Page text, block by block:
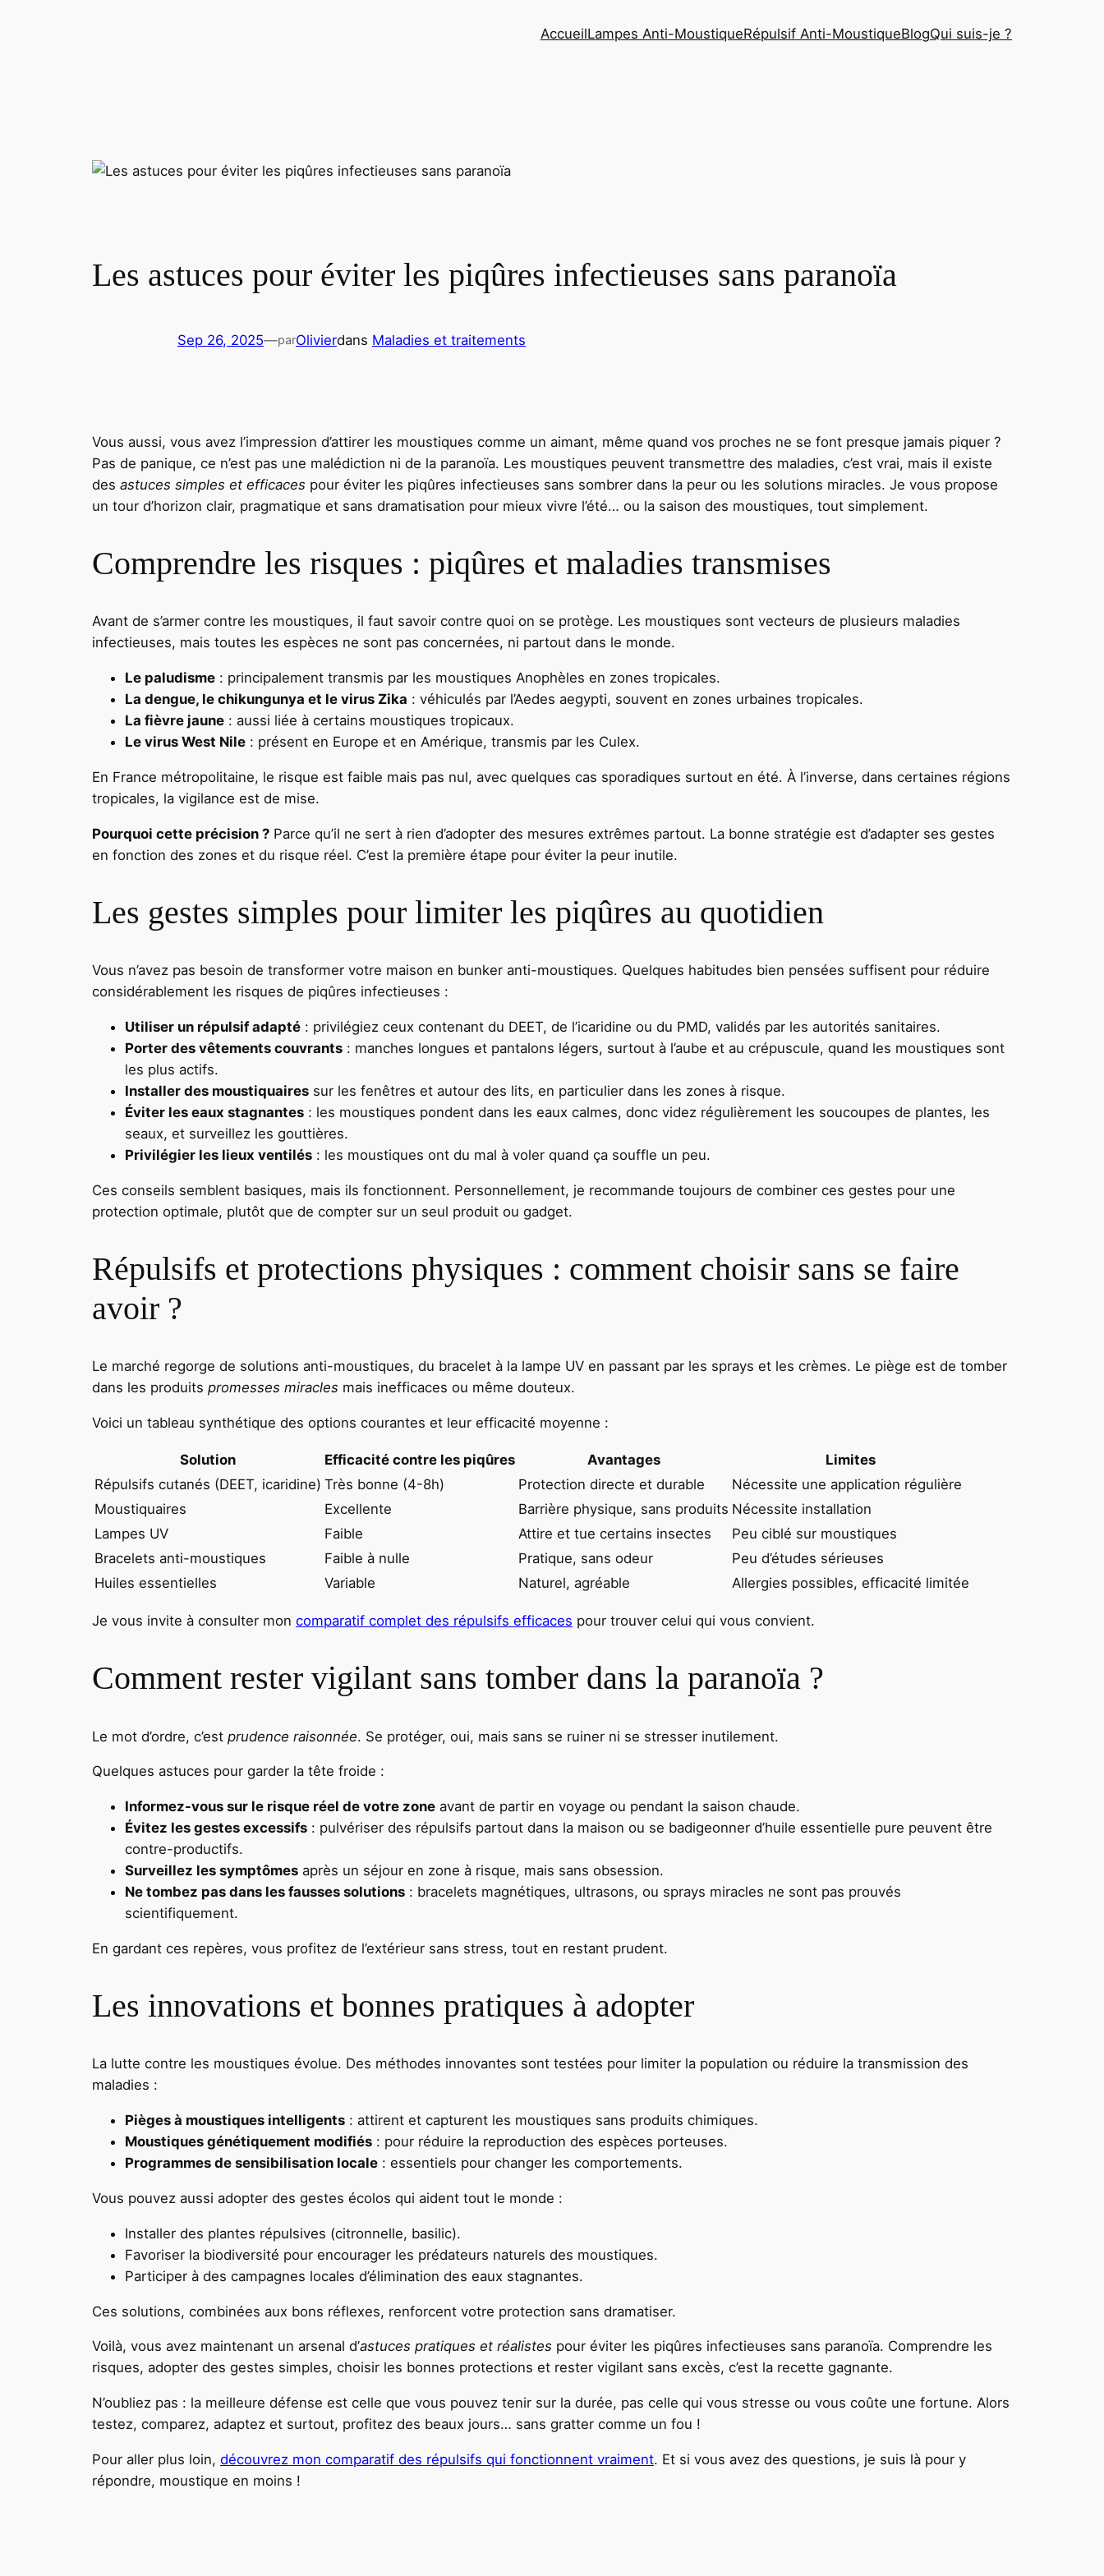
AccueilLampes Anti-MoustiqueRépulsif Anti-MoustiqueBlogQui suis-je ?
Les astuces pour éviter les piqûres infectieuses sans paranoïa
Sep 26, 2025—parOlivierdans Maladies et traitements
Vous aussi, vous avez l’impression d’attirer les moustiques comme un aimant, même quand vos proches ne se font presque jamais piquer ?
Pas de panique, ce n’est pas une malédiction ni de la paranoïa. Les moustiques peuvent transmettre des maladies, c’est vrai, mais il existe
des astuces simples et efficaces pour éviter les piqûres infectieuses sans sombrer dans la peur ou les solutions miracles. Je vous propose
un tour d’horizon clair, pragmatique et sans dramatisation pour mieux vivre l’été… ou la saison des moustiques, tout simplement.
Comprendre les risques : piqûres et maladies transmises
Avant de s’armer contre les moustiques, il faut savoir contre quoi on se protège. Les moustiques sont vecteurs de plusieurs maladies
infectieuses, mais toutes les espèces ne sont pas concernées, ni partout dans le monde.
Le paludisme : principalement transmis par les moustiques Anophèles en zones tropicales.
La dengue, le chikungunya et le virus Zika : véhiculés par l’Aedes aegypti, souvent en zones urbaines tropicales.
La fièvre jaune : aussi liée à certains moustiques tropicaux.
Le virus West Nile : présent en Europe et en Amérique, transmis par les Culex.
En France métropolitaine, le risque est faible mais pas nul, avec quelques cas sporadiques surtout en été. À l’inverse, dans certaines régions
tropicales, la vigilance est de mise.
Pourquoi cette précision ? Parce qu’il ne sert à rien d’adopter des mesures extrêmes partout. La bonne stratégie est d’adapter ses gestes
en fonction des zones et du risque réel. C’est la première étape pour éviter la peur inutile.
Les gestes simples pour limiter les piqûres au quotidien
Vous n’avez pas besoin de transformer votre maison en bunker anti-moustiques. Quelques habitudes bien pensées suffisent pour réduire
considérablement les risques de piqûres infectieuses :
Utiliser un répulsif adapté : privilégiez ceux contenant du DEET, de l’icaridine ou du PMD, validés par les autorités sanitaires.
Porter des vêtements couvrants : manches longues et pantalons légers, surtout à l’aube et au crépuscule, quand les moustiques sont
les plus actifs.
Installer des moustiquaires sur les fenêtres et autour des lits, en particulier dans les zones à risque.
Éviter les eaux stagnantes : les moustiques pondent dans les eaux calmes, donc videz régulièrement les soucoupes de plantes, les
seaux, et surveillez les gouttières.
Privilégier les lieux ventilés : les moustiques ont du mal à voler quand ça souffle un peu.
Ces conseils semblent basiques, mais ils fonctionnent. Personnellement, je recommande toujours de combiner ces gestes pour une
protection optimale, plutôt que de compter sur un seul produit ou gadget.
Répulsifs et protections physiques : comment choisir sans se faire
avoir ?
Le marché regorge de solutions anti-moustiques, du bracelet à la lampe UV en passant par les sprays et les crèmes. Le piège est de tomber
dans les produits promesses miracles mais inefficaces ou même douteux.
Voici un tableau synthétique des options courantes et leur efficacité moyenne :
Solution Efficacité contre les piqûres Avantages
Limites
Répulsifs cutanés (DEET, icaridine) Très bonne (4-8h) Protection directe et durable
Nécessite une application régulière
Moustiquaires
Excellente Barrière physique, sans produits Nécessite installation
Lampes UV
Faible Attire et tue certains insectes
Peu ciblé sur moustiques
Bracelets anti-moustiques
Faible à nulle Pratique, sans odeur
Peu d’études sérieuses
Huiles essentielles
Variable Naturel, agréable Allergies possibles, efficacité limitée
Je vous invite à consulter mon comparatif complet des répulsifs efficaces pour trouver celui qui vous convient.
Comment rester vigilant sans tomber dans la paranoïa ?
Le mot d’ordre, c’est prudence raisonnée. Se protéger, oui, mais sans se ruiner ni se stresser inutilement.
Quelques astuces pour garder la tête froide :
Informez-vous sur le risque réel de votre zone avant de partir en voyage ou pendant la saison chaude.
Évitez les gestes excessifs : pulvériser des répulsifs partout dans la maison ou se badigeonner d’huile essentielle pure peuvent être
contre-productifs.
Surveillez les symptômes après un séjour en zone à risque, mais sans obsession.
Ne tombez pas dans les fausses solutions : bracelets magnétiques, ultrasons, ou sprays miracles ne sont pas prouvés
scientifiquement.
En gardant ces repères, vous profitez de l’extérieur sans stress, tout en restant prudent.
Les innovations et bonnes pratiques à adopter
La lutte contre les moustiques évolue. Des méthodes innovantes sont testées pour limiter la population ou réduire la transmission des
maladies :
Pièges à moustiques intelligents : attirent et capturent les moustiques sans produits chimiques.
Moustiques génétiquement modifiés : pour réduire la reproduction des espèces porteuses.
Programmes de sensibilisation locale : essentiels pour changer les comportements.
Vous pouvez aussi adopter des gestes écolos qui aident tout le monde :
Installer des plantes répulsives (citronnelle, basilic).
Favoriser la biodiversité pour encourager les prédateurs naturels des moustiques.
Participer à des campagnes locales d’élimination des eaux stagnantes.
Ces solutions, combinées aux bons réflexes, renforcent votre protection sans dramatiser.
Voilà, vous avez maintenant un arsenal d’astuces pratiques et réalistes pour éviter les piqûres infectieuses sans paranoïa. Comprendre les
risques, adopter des gestes simples, choisir les bonnes protections et rester vigilant sans excès, c’est la recette gagnante.
N’oubliez pas : la meilleure défense est celle que vous pouvez tenir sur la durée, pas celle qui vous stresse ou vous coûte une fortune. Alors
testez, comparez, adaptez et surtout, profitez des beaux jours… sans gratter comme un fou !
Pour aller plus loin, découvrez mon comparatif des répulsifs qui fonctionnent vraiment. Et si vous avez des questions, je suis là pour y
répondre, moustique en moins !